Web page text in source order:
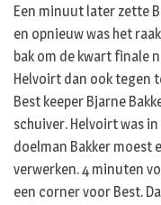
Een minuut later zette
en opnieuw was het
bak om de kwart finale
Helvoirt dan ook tegen
Best keeper Bjarne
schuiver. Helvoirt was
doelman Bakker moest
verwerken. 4 minuten
een corner voor Best.